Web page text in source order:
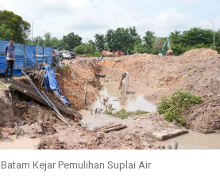
Kejar Pemulihan Suplai Air